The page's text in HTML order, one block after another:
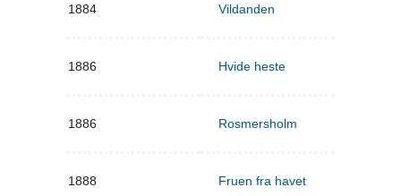
1884 Vildanden
1886 Hvide heste
1886 Rosmersholm
1888 Fruen fra havet